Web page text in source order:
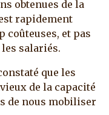
obtenues de la
rapidement
coûteuses, et pas
salariés.
que les
de la capacité
de nous mobiliser